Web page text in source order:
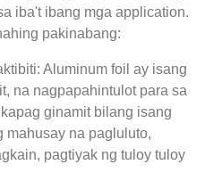
iba't ibang mga application.
pakinabang:
Aluminum foil ay isang
na nagpapahintulot para sa
ginamit bilang isang
mahusay na pagluluto,
pagtiyak ng tuloy tuloy